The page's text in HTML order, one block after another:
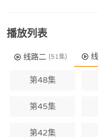
播放列表
线路二 (51集)
第48集
第45集
第42集